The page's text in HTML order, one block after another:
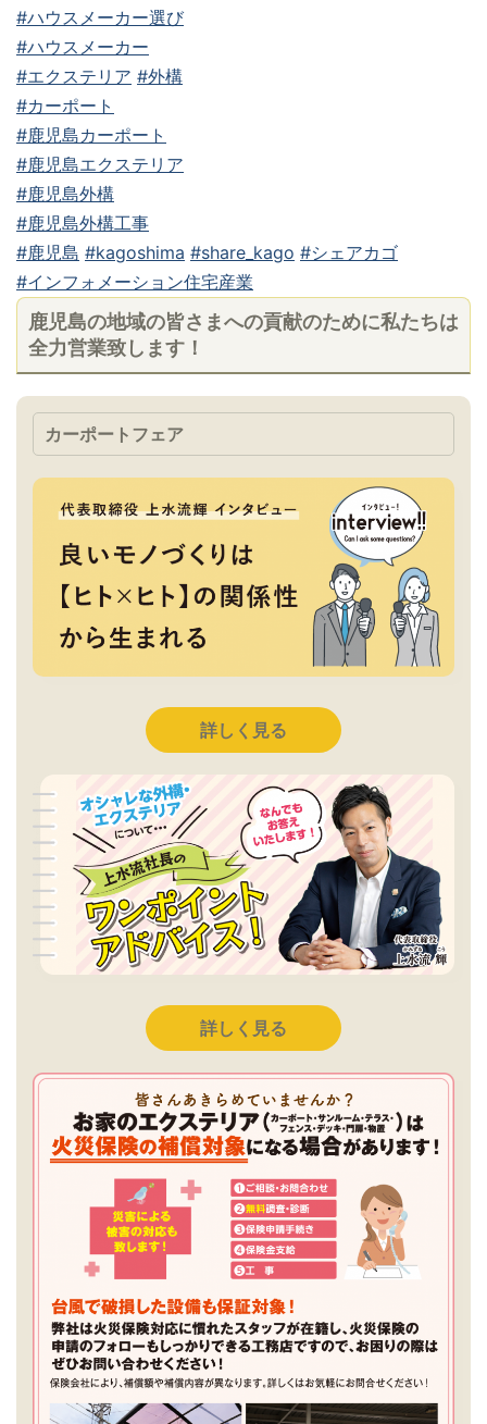
#ハウスメーカー選び
#ハウスメーカー
#エクステリア #外構
#カーポート
#鹿児島カーポート
#鹿児島エクステリア
#鹿児島外構
#鹿児島外構工事
#鹿児島 #kagoshima #share_kago #シェアカゴ
#インフォメーション住宅産業
鹿児島の地域の皆さまへの貢献のために私たちは
全力営業致します！
カーポートフェア
詳しく見る
詳しく見る